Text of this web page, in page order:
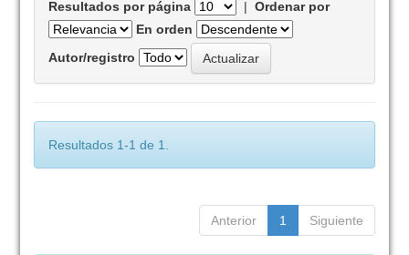
Resultados por página |Ordenar por
En orden
Autor/registro
Resultados 1-1 de 1.
Anterior 1 Siguiente